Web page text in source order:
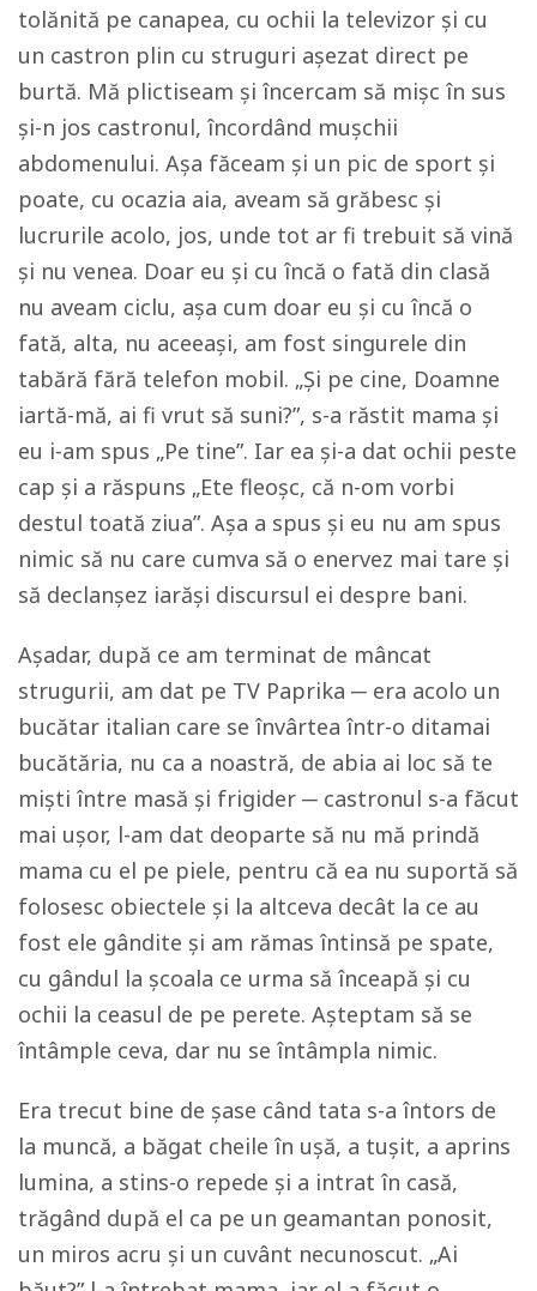
tolănită pe canapea, cu ochii la televizor și cu
un castron plin cu struguri așezat direct pe
burtă. Mă plictiseam și încercam să mișc în sus
și-n jos castronul, încordând mușchii
abdomenului. Așa făceam și un pic de sport și
poate, cu ocazia aia, aveam să grăbesc și
lucrurile acolo, jos, unde tot ar fi trebuit să vină
și nu venea. Doar eu și cu încă o fată din clasă
nu aveam ciclu, așa cum doar eu și cu încă o
fată, alta, nu aceeași, am fost singurele din
tabără fără telefon mobil. „Și pe cine, Doamne
iartă-mă, ai fi vrut să suni?”, s-a răstit mama și
eu i-am spus „Pe tine”. Iar ea și-a dat ochii peste
cap și a răspuns „Ete fleoșc, că n-om vorbi
destul toată ziua”. Așa a spus și eu nu am spus
nimic să nu care cumva să o enervez mai tare și
să declanșez iarăși discursul ei despre bani.
Așadar, după ce am terminat de mâncat
strugurii, am dat pe TV Paprika ─ era acolo un
bucătar italian care se învârtea într-o ditamai
bucătăria, nu ca a noastră, de abia ai loc să te
miști între masă și frigider ─ castronul s-a făcut
mai ușor, l-am dat deoparte să nu mă prindă
mama cu el pe piele, pentru că ea nu suportă să
folosesc obiectele și la altceva decât la ce au
fost ele gândite și am rămas întinsă pe spate,
cu gândul la școala ce urma să înceapă și cu
ochii la ceasul de pe perete. Așteptam să se
întâmple ceva, dar nu se întâmpla nimic.
Era trecut bine de șase când tata s-a întors de
la muncă, a băgat cheile în ușă, a tușit, a aprins
lumina, a stins-o repede și a intrat în casă,
trăgând după el ca pe un geamantan ponosit,
un miros acru și un cuvânt necunoscut. „Ai